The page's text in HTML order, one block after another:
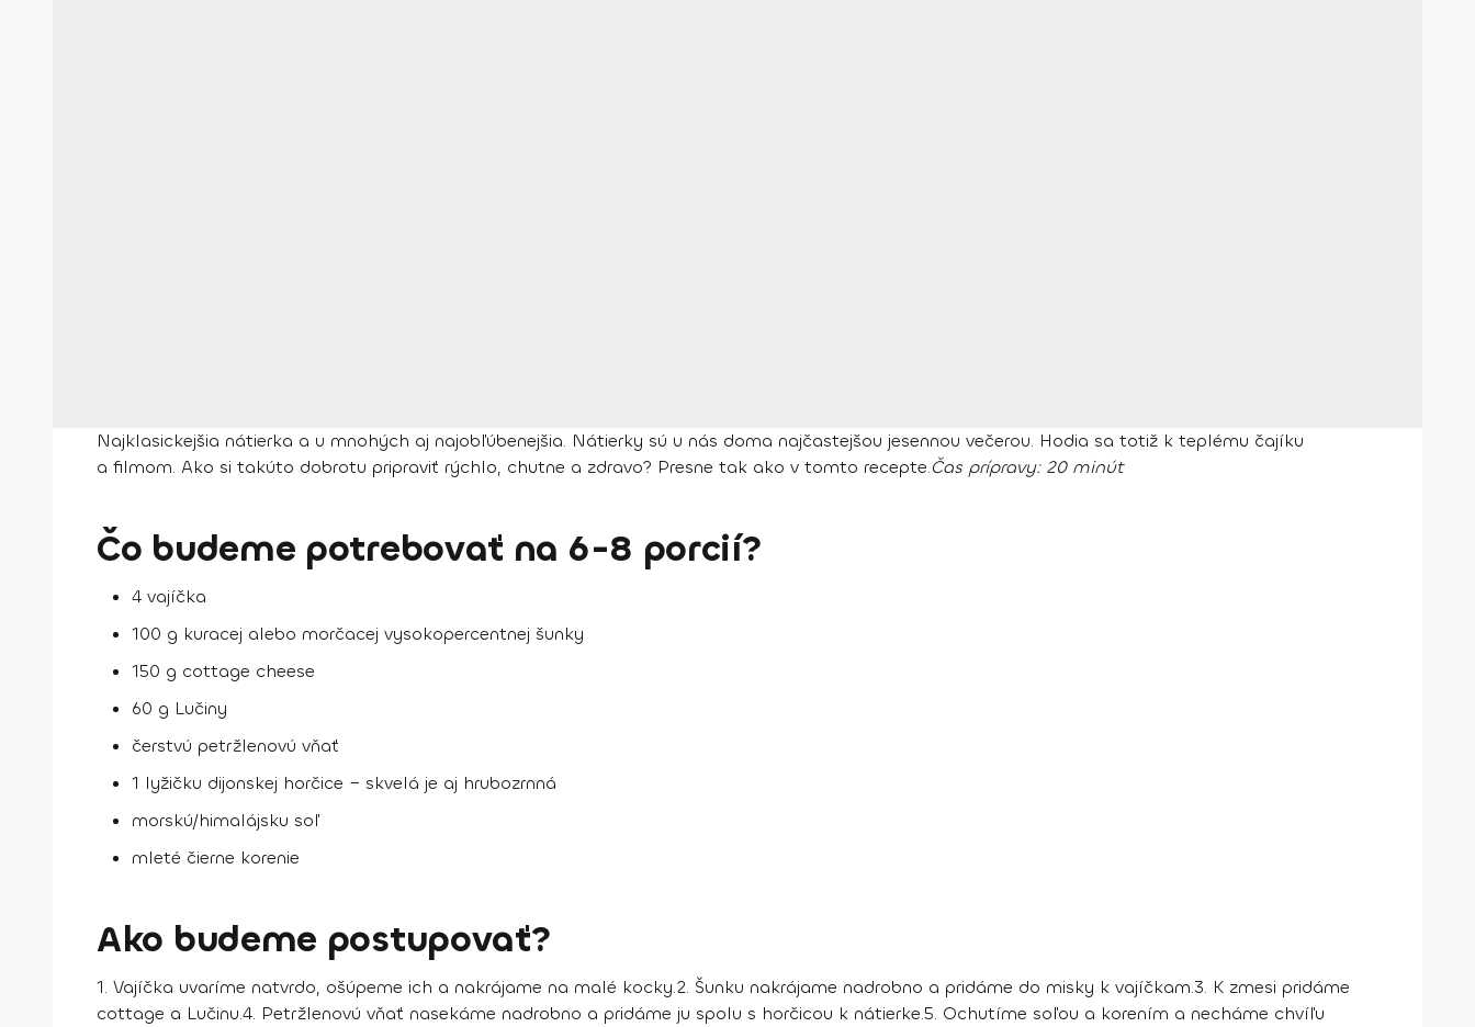
Najklasickejšia nátierka a u mnohých aj najobľúbenejšia. Nátierky sú u nás doma najčastejšou jesennou večerou. Hodia sa totiž k teplému čajíku
a filmom. Ako si takúto dobrotu pripraviť rýchlo, chutne a zdravo? Presne tak ako v tomto recepte.Čas prípravy: 20 minút
Čo budeme potrebovať na 6-8 porcií?
4 vajíčka
100 g kuracej alebo morčacej vysokopercentnej šunky
150 g cottage cheese
60 g Lučiny
čerstvú petržlenovú vňať
1 lyžičku dijonskej horčice − skvelá je aj hrubozrnná
morskú/himalájsku soľ
mleté čierne korenie
Ako budeme postupovať?
1. Vajíčka uvaríme natvrdo, ošúpeme ich a nakrájame na malé kocky.2. Šunku nakrájame nadrobno a pridáme do misky k vajíčkam.3. K zmesi pridáme
cottage a Lučinu.4. Petržlenovú vňať nasekáme nadrobno a pridáme ju spolu s horčicou k nátierke.5. Ochutíme soľou a korením a necháme chvíľu